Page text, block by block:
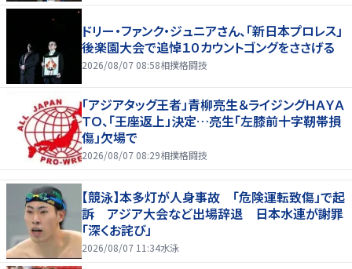
ドリー・ファンク・ジュニアさん、「新日本プロレス」
後楽園大会で追悼１０カウントゴングをささげる
2026/08/07 08:58相撲格闘技
「アジアタッグ王者」青柳亮生＆ライジングＨＡＹＡ
ＴＯ、「王座返上」決定…亮生「左膝前十字靭帯損
傷」欠場で
2026/08/07 08:29相撲格闘技
【競泳】本多灯が人身事故 「危険運転致傷」で起
訴 アジア大会など出場辞退 日本水連が謝罪
「深くお詫び」
2026/08/07 11:34水泳